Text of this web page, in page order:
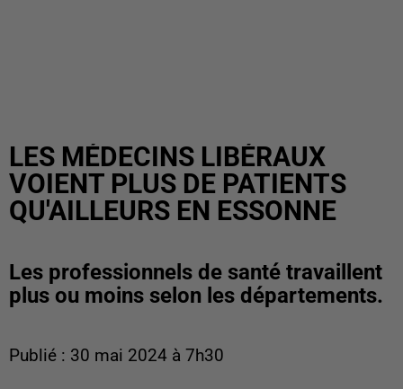
LES MÉDECINS LIBÉRAUX
VOIENT PLUS DE PATIENTS
QU'AILLEURS EN ESSONNE
Les professionnels de santé travaillent
plus ou moins selon les départements.
Publié : 30 mai 2024 à 7h30